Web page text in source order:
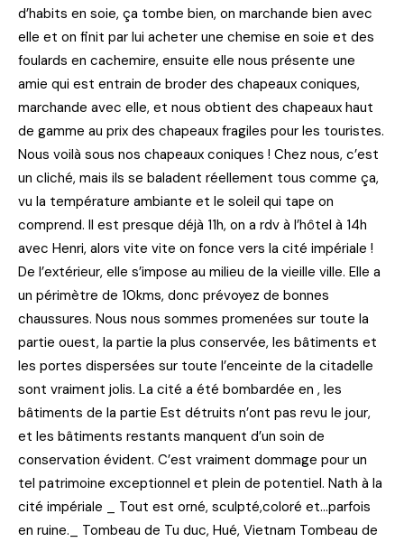
d’habits en soie, ça tombe bien, on marchande bien avec
elle et on finit par lui acheter une chemise en soie et des
foulards en cachemire, ensuite elle nous présente une
amie qui est entrain de broder des chapeaux coniques,
marchande avec elle, et nous obtient des chapeaux haut
de gamme au prix des chapeaux fragiles pour les touristes.
Nous voilà sous nos chapeaux coniques ! Chez nous, c’est
un cliché, mais ils se baladent réellement tous comme ça,
vu la température ambiante et le soleil qui tape on
comprend. Il est presque déjà 11h, on a rdv à l’hôtel à 14h
avec Henri, alors vite vite on fonce vers la cité impériale !
De l’extérieur, elle s’impose au milieu de la vieille ville. Elle a
un périmètre de 10kms, donc prévoyez de bonnes
chaussures. Nous nous sommes promenées sur toute la
partie ouest, la partie la plus conservée, les bâtiments et
les portes dispersées sur toute l’enceinte de la citadelle
sont vraiment jolis. La cité a été bombardée en , les
bâtiments de la partie Est détruits n’ont pas revu le jour,
et les bâtiments restants manquent d’un soin de
conservation évident. C’est vraiment dommage pour un
tel patrimoine exceptionnel et plein de potentiel. Nath à la
cité impériale _ Tout est orné, sculpté,coloré et…parfois
en ruine._ Tombeau de Tu duc, Hué, Vietnam Tombeau de